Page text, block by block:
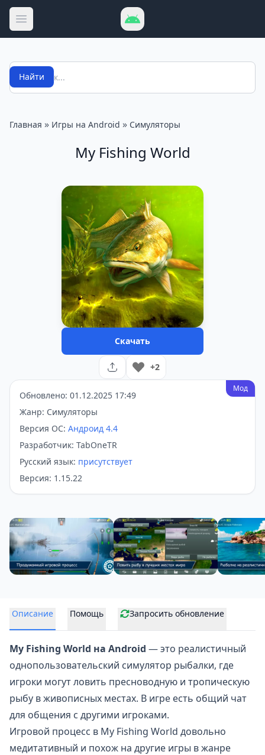
Открыть меню
Поиск
Найти
Главная » Игры на Android » Симуляторы
My Fishing World
Скачать
+2
Мод
Обновлено: 01.12.2025 17:49
Жанр: Симуляторы
Версия ОС: Андроид 4.4
Разработчик: TabOneTR
Русский язык: присутствует
Версия: 1.15.22
Описание Помощь Запросить обновление
My Fishing World на Android — это реалистичный
однопользовательский симулятор рыбалки, где
игроки могут ловить пресноводную и тропическую
рыбу в живописных местах. В игре есть общий чат
для общения с другими игроками.
Игровой процесс в My Fishing World довольно
медитативный и похож на другие игры в жанре